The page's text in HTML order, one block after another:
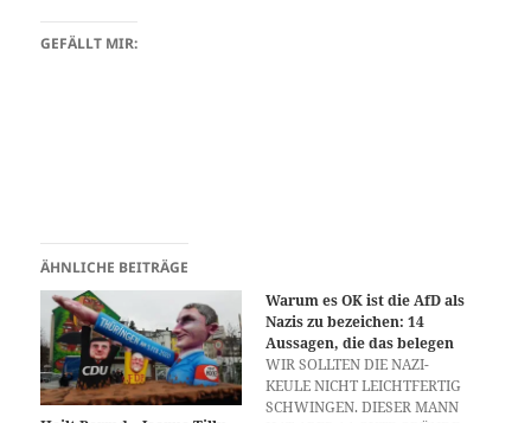
GEFÄLLT MIR:
ÄHNLICHE BEITRÄGE
Warum es OK ist die AfD als
Nazis zu bezeichen: 14
Aussagen, die das belegen
WIR SOLLTEN DIE NAZI-
KEULE NICHT LEICHTFERTIG
SCHWINGEN. DIESER MANN